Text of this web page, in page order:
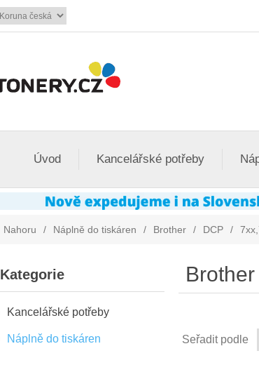
Úvod Kancelářské potřeby
Nahoru / Náplně do tiskáren / Brother / DCP /
Kategorie
Kancelářské potřeby
Náplně do tiskáren Seřadit podle